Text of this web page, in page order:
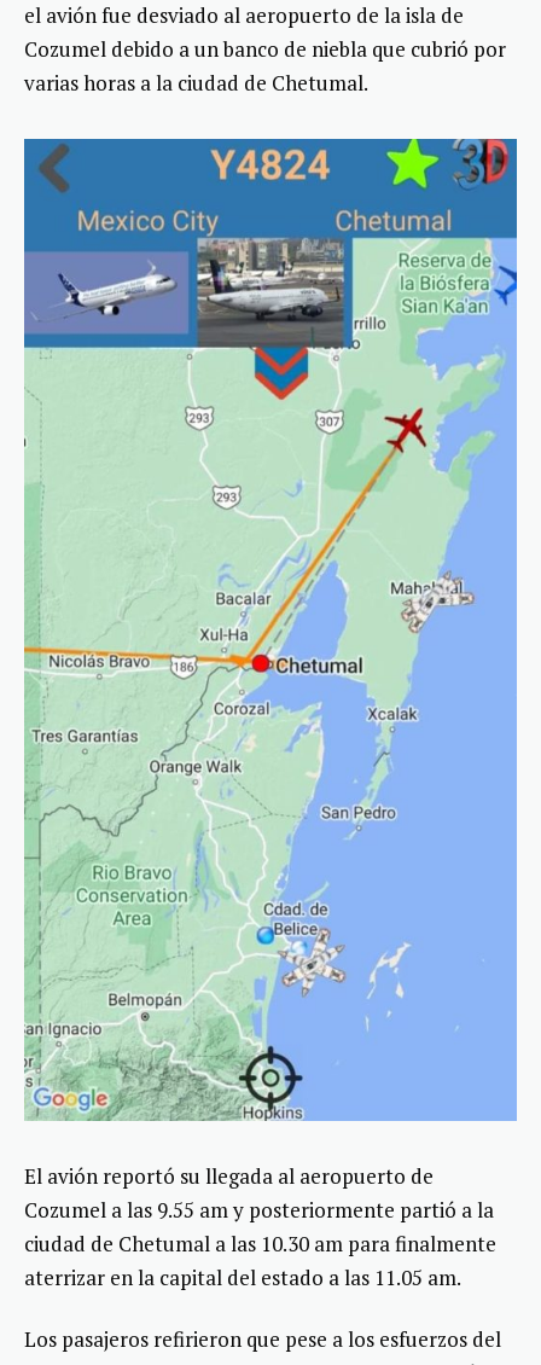
el avión fue desviado al aeropuerto de la isla de
Cozumel debido a un banco de niebla que cubrió por
varias horas a la ciudad de Chetumal.
El avión reportó su llegada al aeropuerto de
Cozumel a las 9.55 am y posteriormente partió a la
ciudad de Chetumal a las 10.30 am para finalmente
aterrizar en la capital del estado a las 11.05 am.
Los pasajeros refirieron que pese a los esfuerzos del